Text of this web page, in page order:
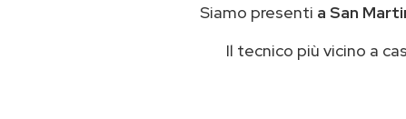
Siamo presenti a San
Il tecnico più vicino a